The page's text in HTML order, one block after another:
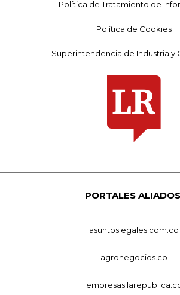
Política de Tratamiento de
Política de Cookies
Superintendencia de Industria y
PORTALES
asuntoslegales.com.co
agronegocios.co